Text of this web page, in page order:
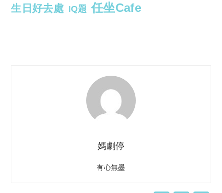
生日好去處 IQ題 任坐Cafe
媽劇停
有心無墨